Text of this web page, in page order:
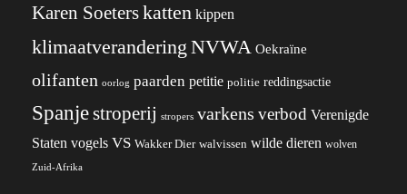
Karen Soeterskatten kippen
klimaatverandering NVWA Oekraïne
olifanten oorlog paarden petitie politie reddingsactie
Spanjestroperij stropers varkens verbod Verenigde
Staten vogels VS Wakker Dier walvissen wilde dieren wolven
Zuid-Afrika